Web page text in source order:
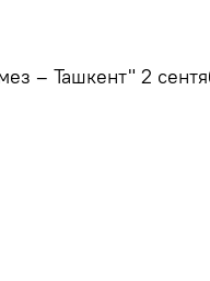
– Ташкент" 2